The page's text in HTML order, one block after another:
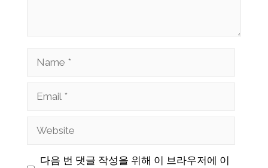
Name
Email
Website
다음 번 댓글 작성을 위해 이 브라우저에 이